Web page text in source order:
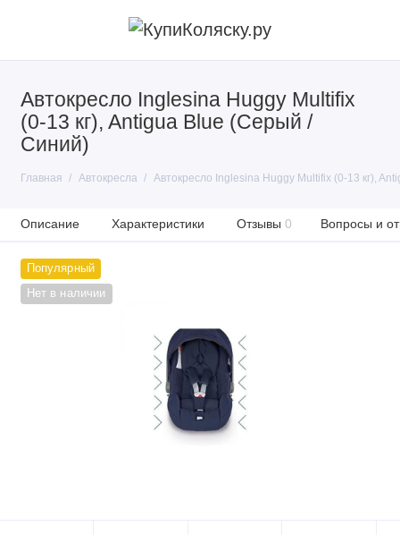
Автокресло Inglesina Huggy Multifix
(0-13 кг), Antigua Blue (Серый /
Синий)
Главная Автокресла Автокресло Inglesina Huggy Multifix (0-13 кг),
Описание Характеристики Отзывы 0 Вопросы и
Популярный
Нет в наличии